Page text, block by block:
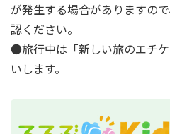
が発生する場合がありますの
認ください。
●旅行中は「新しい旅のエチ
いします。